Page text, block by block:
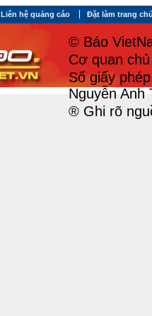
Liên hệ quảng cáo Đặt làm trang
© Báo
Cơ quan
Số giấy
Nguyễn Anh
® Ghi rõ